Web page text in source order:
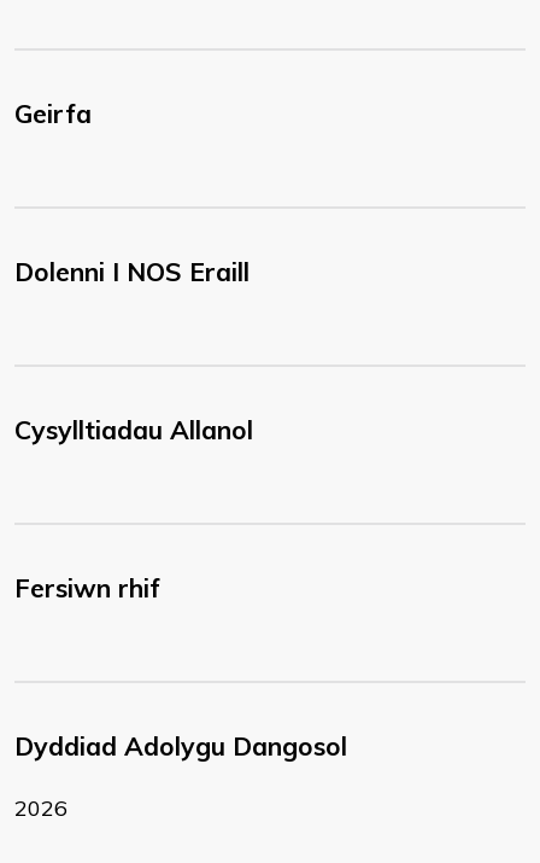
Geirfa
Dolenni I NOS Eraill
Cysylltiadau Allanol
Fersiwn rhif
Dyddiad Adolygu Dangosol
2026